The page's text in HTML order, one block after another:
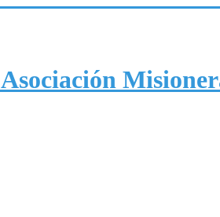
Asociación